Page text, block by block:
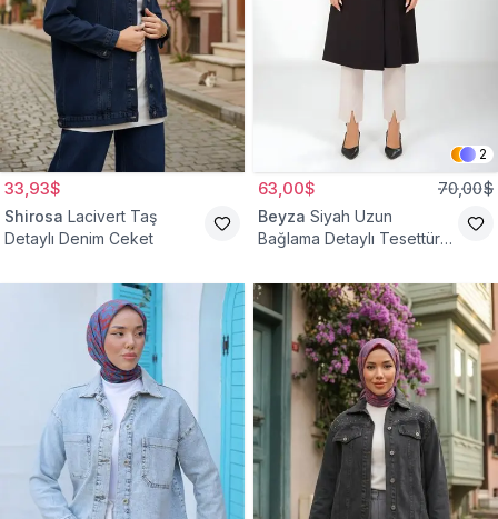
33,93$
Shirosa Lacivert Taş
Detaylı Denim Ceket
2
63,00$ 70,00$
Beyza Siyah Uzun
Bağlama Detaylı Tesettür